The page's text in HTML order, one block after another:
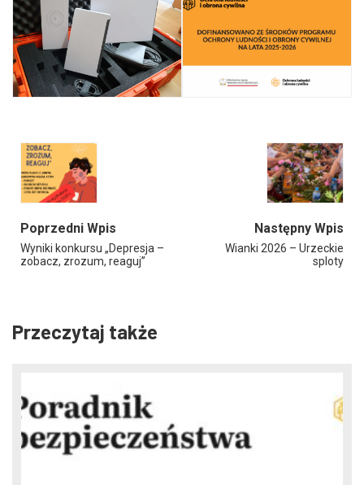
Poprzedni Wpis
Wyniki konkursu „Depresja –
zobacz, zrozum, reaguj”
Następny Wpis
Wianki 2026 – Urzeckie
sploty
Przeczytaj także